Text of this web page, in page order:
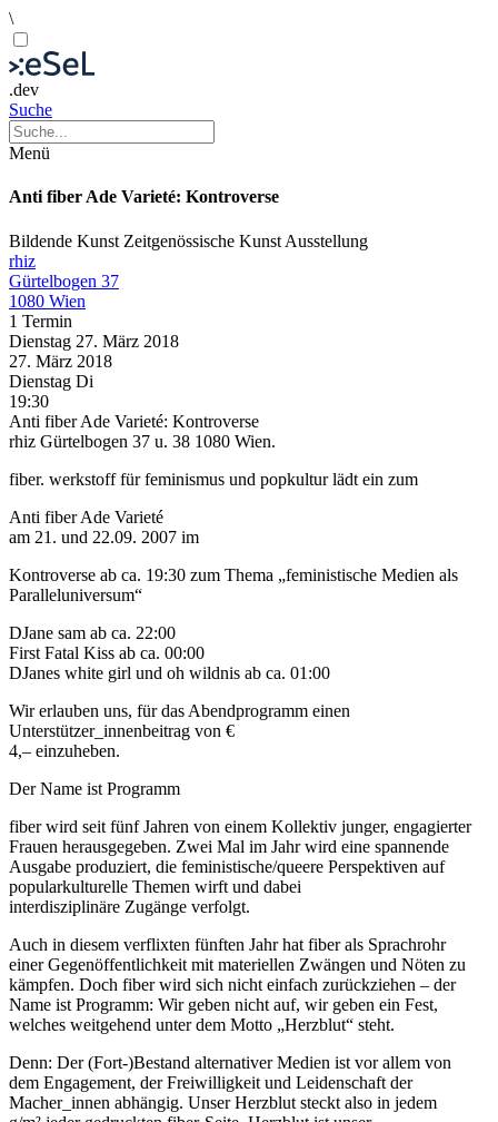
\
.dev
Suche
Menü
Anti fiber Ade Varieté: Kontroverse
Bildende Kunst Zeitgenössische Kunst Ausstellung
rhiz
Gürtelbogen 37
1080 Wien
1 Termin
Dienstag 27. März 2018
27. März 2018
Dienstag Di
19:30
Anti fiber Ade Varieté: Kontroverse
rhiz Gürtelbogen 37 u. 38 1080 Wien.
fiber. werkstoff für feminismus und popkultur lädt ein zum
Anti fiber Ade Varieté
am 21. und 22.09. 2007 im
Kontroverse ab ca. 19:30 zum Thema „feministische Medien als
Paralleluniversum“
DJane sam ab ca. 22:00
First Fatal Kiss ab ca. 00:00
DJanes white girl und oh wildnis ab ca. 01:00
Wir erlauben uns, für das Abendprogramm einen
Unterstützer_innenbeitrag von €
4,– einzuheben.
Der Name ist Programm
fiber wird seit fünf Jahren von einem Kollektiv junger, engagierter
Frauen herausgegeben. Zwei Mal im Jahr wird eine spannende
Ausgabe produziert, die feministische/queere Perspektiven auf
popularkulturelle Themen wirft und dabei
interdisziplinäre Zugänge verfolgt.
Auch in diesem verflixten fünften Jahr hat fiber als Sprachrohr
einer Gegenöffentlichkeit mit materiellen Zwängen und Nöten zu
kämpfen. Doch fiber wird sich nicht einfach zurückziehen – der
Name ist Programm: Wir geben nicht auf, wir geben ein Fest,
welches weitgehend unter dem Motto „Herzblut“ steht.
Denn: Der (Fort-)Bestand alternativer Medien ist vor allem von
dem Engagement, der Freiwilligkeit und Leidenschaft der
Macher_innen abhängig. Unser Herzblut steckt also in jedem